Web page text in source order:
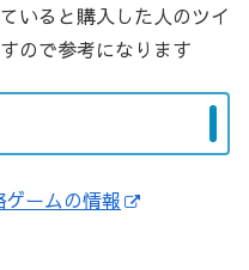
いると購入した人のツイ
ので参考になります
ームの情報